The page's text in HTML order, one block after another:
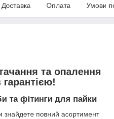
Доставка Оплата Умови
та опалення
та фітинги для пайки
знайдете повний асортимент